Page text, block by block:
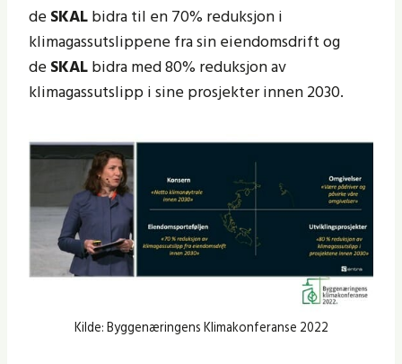
deSKALbidra til en 70% reduksjon i
klimagassutslippene fra sin eiendomsdrift og
deSKALbidra med 80% reduksjon av
klimagassutslipp i sine prosjekter innen 2030.
Kilde: Byggenæringens Klimakonferanse 2022